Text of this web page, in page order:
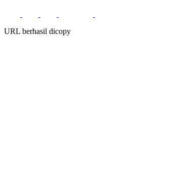
URL berhasil dicopy